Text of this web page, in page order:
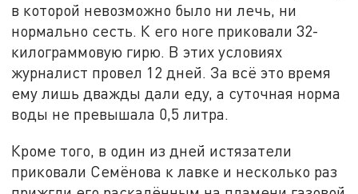
в которой невозможно было ни лечь, ни
нормально сесть. К его ноге приковали 32-
килограммовую гирю. В этих условиях
журналист провел 12 дней. За всё это время
ему лишь дважды дали еду, а суточная норма
воды не превышала 0,5 литра.
Кроме того, в один из дней истязатели
приковали Семёнова к лавке и несколько раз